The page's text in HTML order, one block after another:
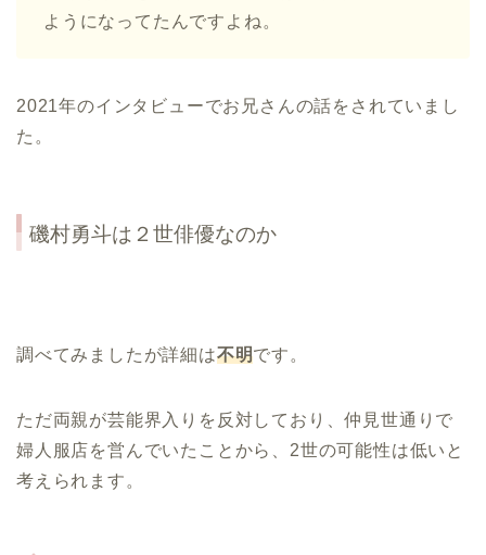
ようになってたんですよね。
2021年のインタビューでお兄さんの話をされていまし
た。
磯村勇斗は２世俳優なのか
調べてみましたが詳細は不明です。
ただ両親が芸能界入りを反対しており、仲見世通りで
婦人服店を営んでいたことから、2世の可能性は低いと
考えられます。